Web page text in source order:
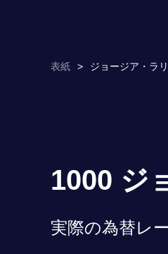
表紙 > ジョージア・ラ
1000 ジ
実際の為替レ